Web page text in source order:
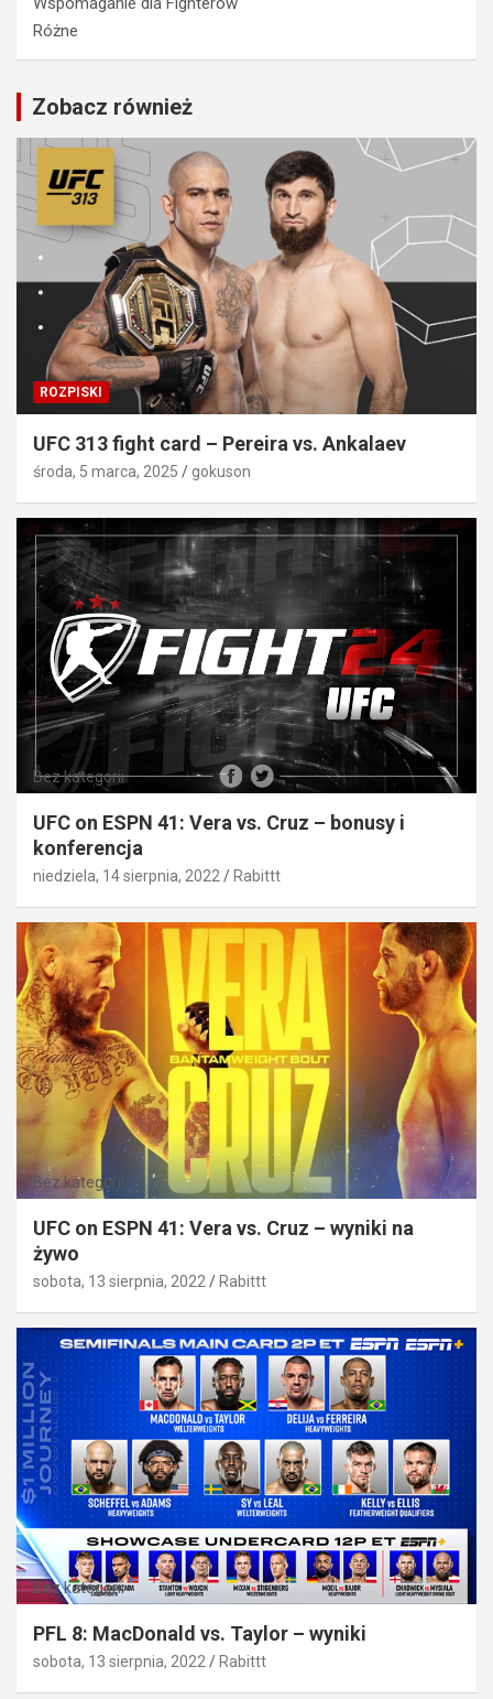
Różne
Zobacz również
ROZPISKI
UFC 313 fight card – Pereira vs. Ankalaev
środa, 5 marca, 2025 gokuson
Bez kategorii
UFC on ESPN 41: Vera vs. Cruz – bonusy i
konferencja
niedziela, 14 sierpnia, 2022 Rabittt
Bez kategorii
UFC on ESPN 41: Vera vs. Cruz – wyniki na
żywo
sobota, 13 sierpnia, 2022 Rabittt
Bez kategorii
PFL 8: MacDonald vs. Taylor – wyniki
sobota, 13 sierpnia, 2022 Rabittt